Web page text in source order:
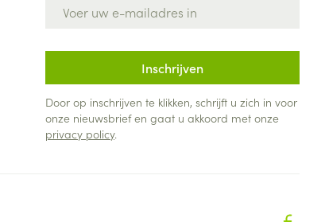
Inschrijven
Door op inschrijven te klikken, schrijft u zich in voor
onze nieuwsbrief en gaat u akkoord met onze
privacy policy.